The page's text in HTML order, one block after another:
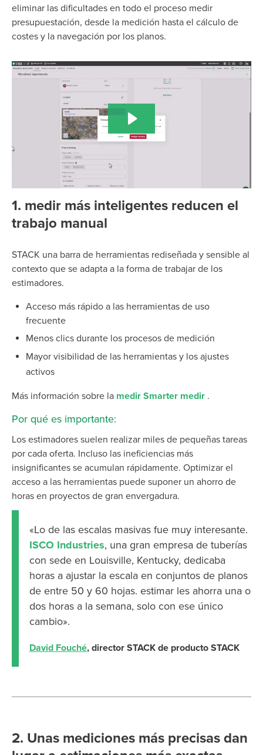
eliminar las dificultades en todo el proceso medir
presupuestación, desde la medición hasta el cálculo de
costes y la navegación por los planos.
1. medir más inteligentes reducen el
trabajo manual
STACK una barra de herramientas rediseñada y sensible al
contexto que se adapta a la forma de trabajar de los
estimadores.
Acceso más rápido a las herramientas de uso
frecuente
Menos clics durante los procesos de medición
Mayor visibilidad de las herramientas y los ajustes
activos
Más información sobre la medir Smarter medir .
Por qué es importante:
Los estimadores suelen realizar miles de pequeñas tareas
por cada oferta. Incluso las ineficiencias más
insignificantes se acumulan rápidamente. Optimizar el
acceso a las herramientas puede suponer un ahorro de
horas en proyectos de gran envergadura.
«Lo de las escalas masivas fue muy interesante.
ISCO Industries, una gran empresa de tuberías
con sede en Louisville, Kentucky, dedicaba
horas a ajustar la escala en conjuntos de planos
de entre 50 y 60 hojas. estimar les ahorra una o
dos horas a la semana, solo con ese único
cambio».
David Fouché, director STACK de producto STACK
2. Unas mediciones más precisas dan